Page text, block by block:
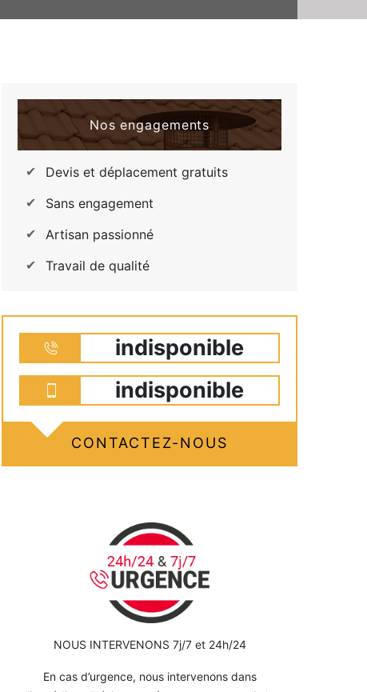
Nos engagements
Devis et déplacement gratuits
Sans engagement
Artisan passionné
Travail de qualité
indisponible
indisponible
CONTACTEZ-NOUS
NOUS INTERVENONS 7j/7 et 24h/24
En cas d’urgence, nous intervenons dans